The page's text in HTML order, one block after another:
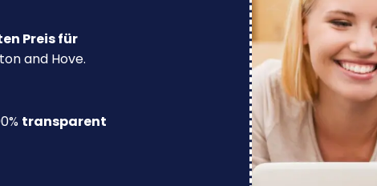
Preis für
and Hove.
transparent